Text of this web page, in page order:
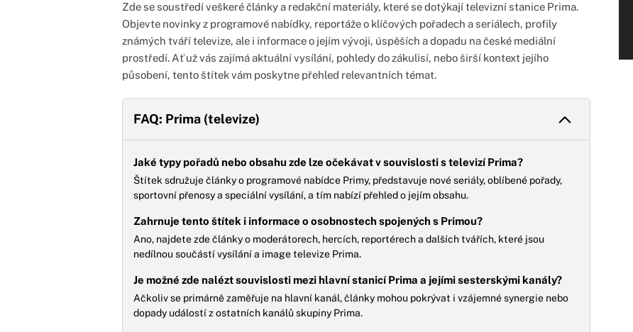
Zde se soustředí veškeré články a redakční materiály, které se dotýkají televizní stanice Prima.
Objevte novinky z programové nabídky, reportáže o klíčových pořadech a seriálech, profily
známých tváří televize, ale i informace o jejím vývoji, úspěších a dopadu na české mediální
prostředí. Ať už vás zajímá aktuální vysílání, pohledy do zákulisí, nebo širší kontext jejího
působení, tento štítek vám poskytne přehled relevantních témat.
FAQ: Prima (televize)
Jaké typy pořadů nebo obsahu zde lze očekávat v souvislosti s televizí Prima?
Štítek sdružuje články o programové nabídce Primy, představuje nové seriály, oblíbené pořady,
sportovní přenosy a speciální vysílání, a tím nabízí přehled o jejím obsahu.
Zahrnuje tento štítek i informace o osobnostech spojených s Primou?
Ano, najdete zde články o moderátorech, hercích, reportérech a dalších tvářích, které jsou
nedílnou součástí vysílání a image televize Prima.
Je možné zde nalézt souvislosti mezi hlavní stanicí Prima a jejími sesterskými kanály?
Ačkoliv se primárně zaměřuje na hlavní kanál, články mohou pokrývat i vzájemné synergie nebo
dopady událostí z ostatních kanálů skupiny Prima.